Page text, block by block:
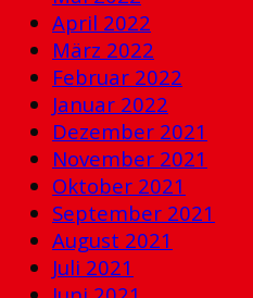
April 2022
März 2022
Februar 2022
Januar 2022
Dezember 2021
November 2021
Oktober 2021
September 2021
August 2021
Juli 2021